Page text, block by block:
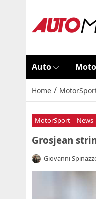
Auto Moto
Home /
MotorSport News
Grosjean
Giovanni